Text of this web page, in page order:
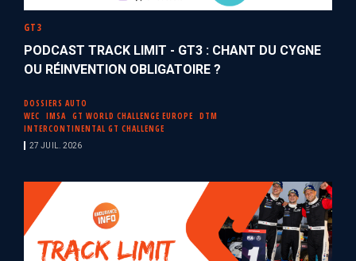
GT3
PODCAST TRACK LIMIT - GT3 : CHANT DU CYGNE
OU RÉINVENTION OBLIGATOIRE ?
DOSSIERS AUTO
WEC
IMSA GT WORLD CHALLENGE EUROPE
DTM
INTERCONTINENTAL GT CHALLENGE
27 JUIL. 2026